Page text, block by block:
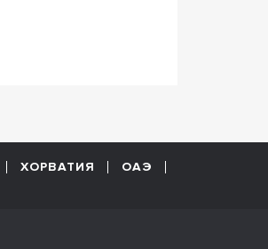
ХОРВАТИЯ
ОАЭ